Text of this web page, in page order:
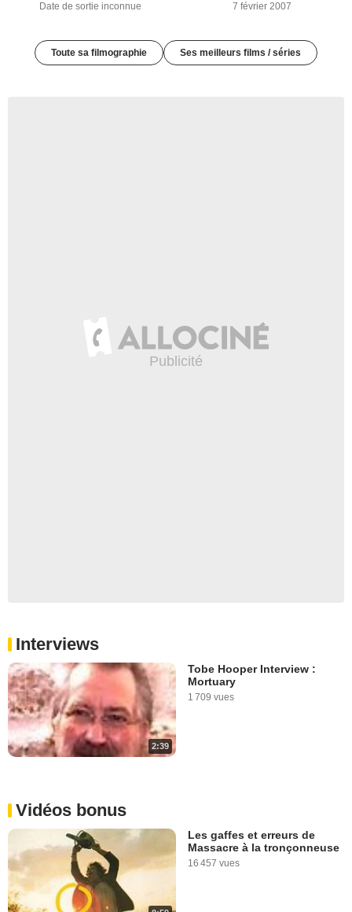
Date de sortie inconnue 7 février 2007
Toute sa filmographie Ses meilleurs films / séries
Interviews
2:39
Tobe Hooper Interview :
Mortuary
1 709 vues
Vidéos bonus
Les gaffes et erreurs de
Massacre à la tronçonneuse
16 457 vues